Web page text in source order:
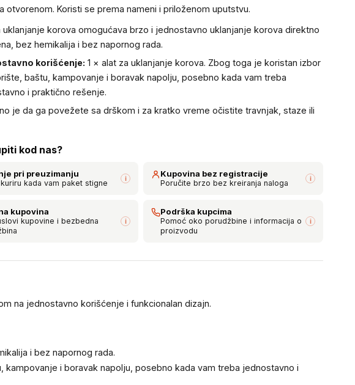
otvorenom. Koristi se prema nameni i priloženom uputstvu.
uklanjanje korova omogućava brzo i jednostavno uklanjanje korova direktno
bez hemikalija i bez napornog rada.
korišćenje: 1 × alat za uklanjanje korova. Zbog toga je koristan izbor
baštu, kampovanje i boravak napolju, posebno kada vam treba
i praktično rešenje.
je da ga povežete sa drškom i za kratko vreme očistite travnjak, staze ili
kod nas?
pri preuzimanju
kada vam paket stigne i Kupovina bez registracije
Poručite brzo bez kreiranja naloga i
kupovina
kupovine i bezbedna
i
Podrška kupcima
Pomoć oko porudžbine i informacija o
proizvodu
i
na jednostavno korišćenje i funkcionalan dizajn.
i bez napornog rada.
i boravak napolju, posebno kada vam treba jednostavno i